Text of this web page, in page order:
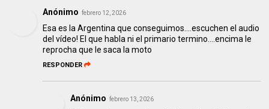
Anónimo febrero 12, 2026
Esa es la Argentina que conseguimos....escuchen el audio
del vídeo! El que habla ni el primario termino....encima le
reprocha que le saca la moto
RESPONDER
Anónimo febrero 13, 2026